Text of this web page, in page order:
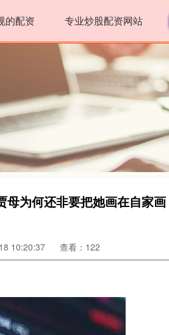
的配资 专业炒股配资网站
母为何还非要把她画在自家画
10:20:37 查看：122